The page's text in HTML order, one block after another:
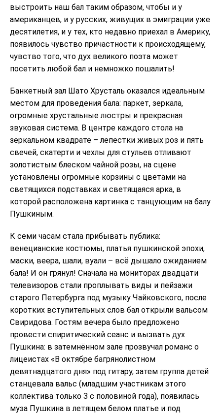
выстроить наш бал таким образом, чтобы и у
американцев, и у русских, живущих в эмиграции уже
десятилетия, и у тех, кто недавно приехал в Америку,
появилось чувство причастности к происходящему,
чувство того, что дух великого поэта может
посетить любой бал и немножко пошалить!
Банкетный зал Шато Хрусталь оказался идеальным
местом для проведения бала: паркет, зеркала,
огромные хрустальные люстры и прекрасная
звуковая система. В центре каждого стола на
зеркальном квадрате – лепестки живых роз и пять
свечей, скатерти и чехлы для стульев отливают
золотистым блеском чайной розы, на сцене
установлены огромные корзины с цветами на
светящихся подставках и светящаяся арка, в
которой расположена картинка с танцующим на балу
Пушкиным.
К семи часам стала прибывать публика:
венецианские костюмы, платья пушкинской эпохи,
маски, веера, шали, вуали – всё дышало ожиданием
бала! И он грянул! Сначала на мониторах двадцати
телевизоров стали проплывать виды и пейзажи
старого Петербурга под музыку Чайковского, после
коротких вступительных слов бал открыли вальсом
Свиридова. Гостям вечера было предложено
провести спиритический сеанс и вызвать дух
Пушкина: в затемнённом зале прозвучал романс о
лицеистах «В октябре багрянолистном
девятнадцатого дня» под гитару, затем группа детей
станцевала вальс (младшим участникам этого
коллектива только 3 с половиной года), появилась
муза Пушкина в летящем белом платье и под